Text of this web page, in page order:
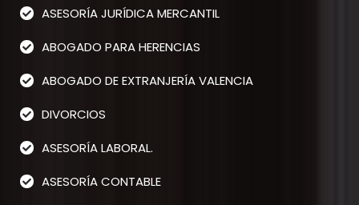
ASESORÍA JURÍDICA MERCANTIL
ABOGADO PARA HERENCIAS
ABOGADO DE EXTRANJERÍA VALENCIA
DIVORCIOS
ASESORÍA LABORAL.
ASESORÍA CONTABLE